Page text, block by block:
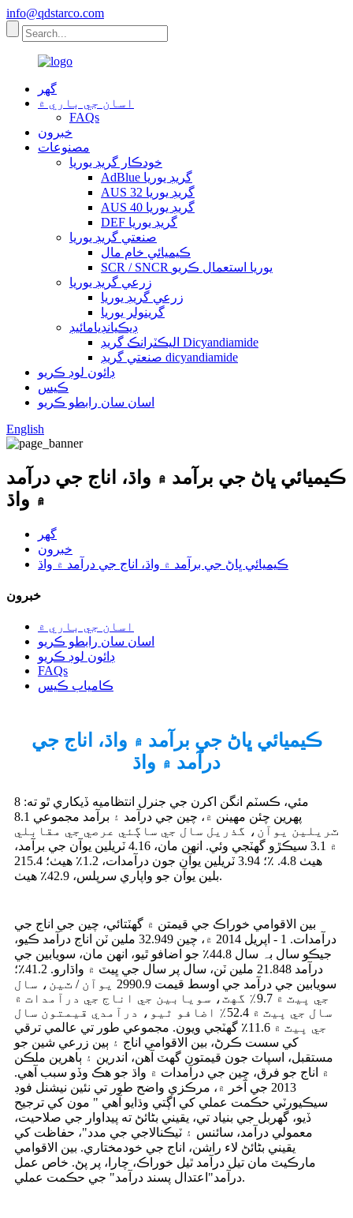
info@qdstarco.com
گهر
اسان جي باري ۾
FAQs
خبرون
مصنوعات
خودڪار گريڊ يوريا
AdBlue گريڊ يوريا
AUS 32 گريڊ يوريا
AUS 40 گريڊ يوريا
DEF گريڊ يوريا
صنعتي گريڊ يوريا
ڪيميائي خام مال
SCR / SNCR يوريا استعمال ڪريو
زرعي گريڊ يوريا
زرعي گريڊ يوريا
گرينولر يوريا
ڊيڪيانڊيامائيڊ
اليڪٽرانڪ گريڊ Dicyandiamide
صنعتي گريڊ dicyandiamide
ڊائون لوڊ ڪريو
ڪيس
اسان سان رابطو ڪريو
English
ڪيميائي ڀاڻ جي برآمد ۾ واڌ، اناج جي درآمد
۾ واڌ
گهر
خبرون
ڪيميائي ڀاڻ جي برآمد ۾ واڌ، اناج جي درآمد ۾ واڌ
خبرون
اسان جي باري ۾
اسان سان رابطو ڪريو
ڊائون لوڊ ڪريو
FAQs
ڪامياب ڪيس
ڪيميائي ڀاڻ جي برآمد ۾ واڌ، اناج جي
درآمد ۾ واڌ
8 مئي، ڪسٽم انگن اکرن جي جنرل انتظاميه ڏيکاري ٿو ته:
پهرين چئن مهينن ۾، چين جي درآمد ۽ برآمد مجموعي 8.1
ٽريلين يوآن، گذريل سال جي ساڳئي عرصي جي مقابلي
۾ 3.1 سيڪڙو گهٽجي وئي. انهن مان، 4.16 ٽريلين يوآن جي برآمد،
هيٺ 4.8. ٪؛ 3.94 ٽريلين يوآن جون درآمدات، 1.2٪ هيٺ؛ 215.4
بلين يوآن جو واپاري سرپلس، 42.9٪ هيٺ.
بين الاقوامي خوراڪ جي قيمتن ۾ گھٽتائي، چين جي اناج جي
درآمدات. 1 - اپريل 2014 ۾، چين 32.949 ملين ٽن اناج درآمد ڪيو،
جيڪو سال بہ سال 44.8٪ جو اضافو ٿيو، انھن مان، سويابين جي
درآمد 21.848 ملين ٽن، سال پر سال جي ڀيٽ ۾ واڌارو. 41.2٪؛
سويابين جي درآمد جي اوسط قيمت 2990.9 يوآن / ٽين، سال
جي ڀيٽ ۾ 9.7٪ گهٽ، سويابين جي اناج جي درآمدات ۾
سال جي ڀيٽ ۾ 52.4٪ اضافو ٿيو، درآمدي قيمتون سال
جي ڀيٽ ۾ 11.6٪ گهٽجي ويون. مجموعي طور تي عالمي ترقي
کي سست ڪرڻ، بين الاقوامي اناج ۽ ٻين زرعي شين جو
مستقبل، اسپاٽ جون قيمتون گهٽ آهن، اندرين ۽ ٻاهرين ملڪن
۾ اناج جو فرق، چين جي درآمدات ۾ واڌ جو هڪ وڏو سبب آهي.
2013 جي آخر ۾، مرڪزي واضح طور تي نئين نيشنل فوڊ
سيڪيورٽي حڪمت عملي کي اڳتي وڌايو آهي " مون کي ترجيح
ڏيو، گھربل جي بنياد تي، يقيني بڻائڻ ته پيداوار جي صلاحيت،
معمولي درآمد، سائنس ۽ ٽيڪنالاجي جي مدد"، حفاظت کي
يقيني بڻائڻ لاء راشن، اناج جي خودمختاري. بين الاقوامي
مارڪيٽ مان تيل درآمد ٿيل خوراڪ، چارا، پر پڻ. خاص عمل
درآمد"اعتدال پسند درآمد" جي حڪمت عملي.